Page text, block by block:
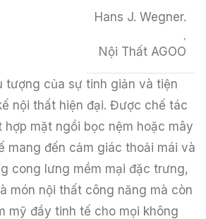
Hans J. Wegner.
Nội Thất AGOO
tượng của sự tinh giản và tiện
nội thất hiện đại. Được chế tác
mặt ngồi bọc nệm hoặc mây
mang đến cảm giác thoải mái và
cong lưng mềm mại đặc trưng,
món nội thất công năng mà còn
mỹ đầy tinh tế cho mọi không